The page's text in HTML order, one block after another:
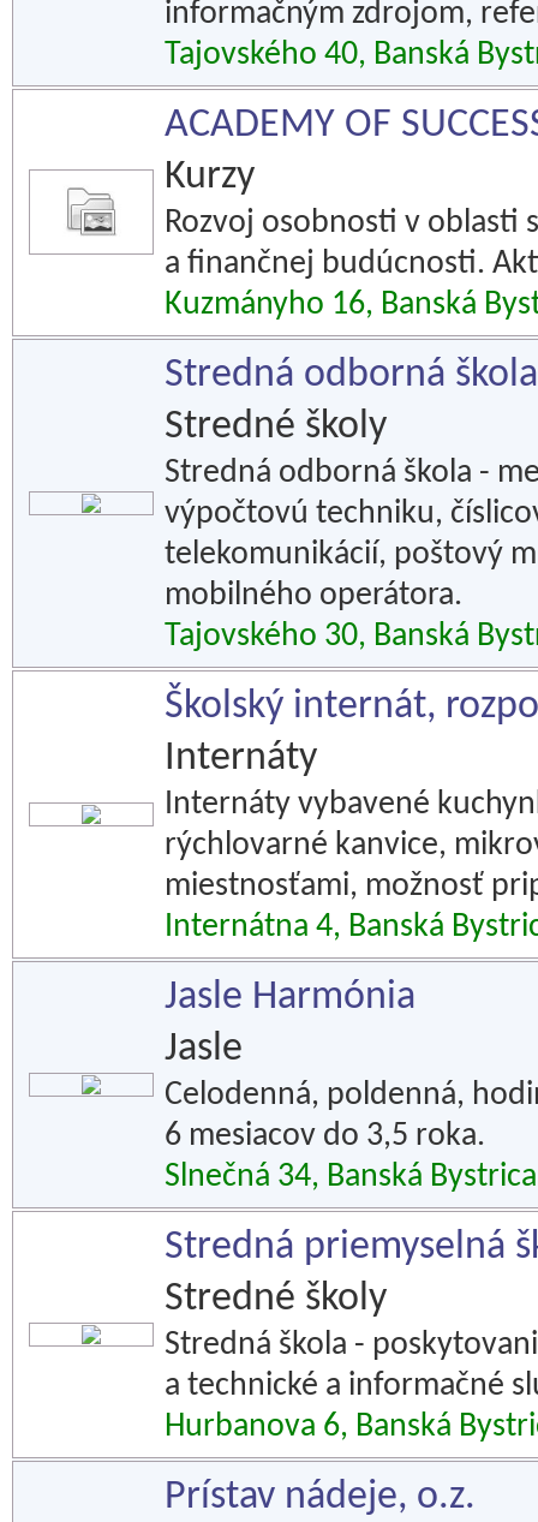
informačným zdrojom,
Tajovského 40, Banská
ACADEMY OF
Kurzy
Rozvoj osobnosti v oblasti
a finančnej budúcnosti.
Kuzmányho 16, Banská
Stredná odborná
Stredné školy
Stredná odborná škola -
výpočtovú techniku,
telekomunikácií, poštový
mobilného operátora.
Tajovského 30, Banská
Školský internát,
Internáty
Internáty vybavené
rýchlovarné kanvice,
miestnosťami, možnosť
Internátna 4, Banská
Jasle Harmónia
Jasle
Celodenná, poldenná,
6 mesiacov do 3,5 roka.
Slnečná 34, Banská Bystrica
Stredná priemyselná
Stredné školy
Stredná škola -
a technické a informačné
Hurbanova 6, Banská
Prístav nádeje, o.z.